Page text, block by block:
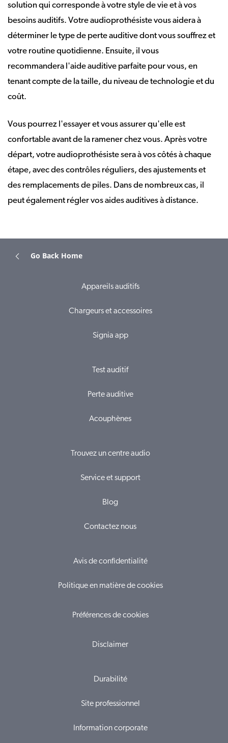
solution qui corresponde à votre style de vie et à vos
besoins auditifs. Votre audioprothésiste vous aidera à
déterminer le type de perte auditive dont vous souffrez et
votre routine quotidienne. Ensuite, il vous
recommandera l'aide auditive parfaite pour vous, en
tenant compte de la taille, du niveau de technologie et du
coût.
Vous pourrez l'essayer et vous assurer qu'elle est
confortable avant de la ramener chez vous. Après votre
départ, votre audioprothésiste sera à vos côtés à chaque
étape, avec des contrôles réguliers, des ajustements et
des remplacements de piles. Dans de nombreux cas, il
peut également régler vos aides auditives à distance.
Go Back Home
Appareils auditifs
Chargeurs et accessoires
Signia app
Test auditif
Perte auditive
Acouphènes
Trouvez un centre audio
Service et support
Blog
Contactez nous
Avis de confidentialité
Politique en matière de cookies
Préférences de cookies
Disclaimer
Durabilité
Site professionnel
Information corporate